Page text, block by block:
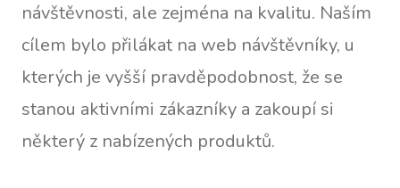
návštěvnosti, ale zejména na kvalitu. Naším
cílem bylo přilákat na web návštěvníky, u
kterých je vyšší pravděpodobnost, že se
stanou aktivními zákazníky a zakoupí si
některý z nabízených produktů.